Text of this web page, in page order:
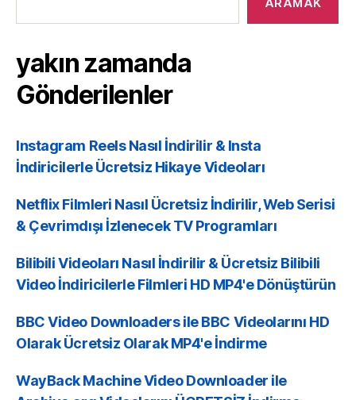
yakın zamanda
Gönderilenler
Instagram Reels Nasıl İndirilir & Insta
İndiricilerle Ücretsiz Hikaye Videoları
Netflix Filmleri Nasıl Ücretsiz İndirilir, Web Serisi
& Çevrimdışı İzlenecek TV Programları
Bilibili Videoları Nasıl İndirilir & Ücretsiz Bilibili
Video İndiricilerle Filmleri HD MP4'e Dönüştürün
BBC Video Downloaders ile BBC Videolarını HD
Olarak Ücretsiz Olarak MP4'e İndirme
WayBack Machine Video Downloader ile